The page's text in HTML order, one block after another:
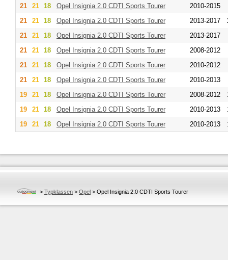
21
21 18 Opel Insignia 2.0 CDTI Sports Tourer
2010-2015
21
21 18 Opel Insignia 2.0 CDTI Sports Tourer 2013-2017
21
21 18 Opel Insignia 2.0 CDTI Sports Tourer
2013-2017
21
21 18 Opel Insignia 2.0 CDTI Sports Tourer
2008-2012
21
21 18 Opel Insignia 2.0 CDTI Sports Tourer
2010-2012
21
21 18 Opel Insignia 2.0 CDTI Sports Tourer
2010-2013
19
21 18 Opel Insignia 2.0 CDTI Sports Tourer 2008-2012
19
21 18 Opel Insignia 2.0 CDTI Sports Tourer 2010-2013
19
21 18 Opel Insignia 2.0 CDTI Sports Tourer 2010-2013
> Typklassen > Opel > Opel Insignia 2.0 CDTI Sports Tourer